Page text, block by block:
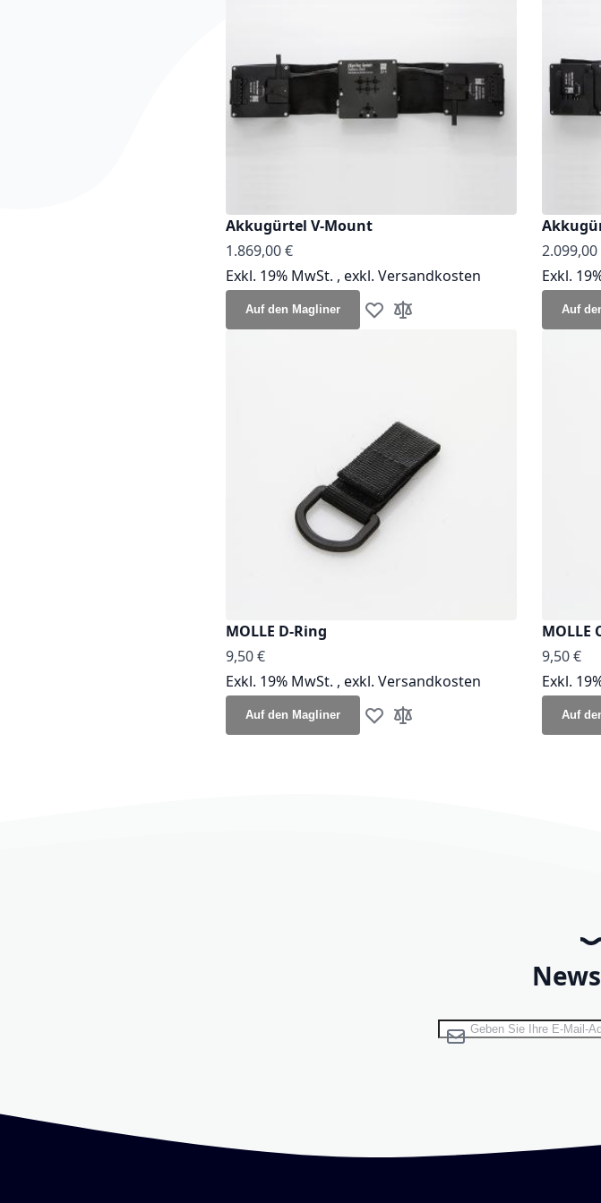
Akkugürtel V-Mount
1.869,00 €
Exkl. 19% MwSt. , exkl. Versandkosten
Auf den Magliner Zur Wunschliste hinzufügen
Zur Vergleichsliste hinzufügen
2.099,00
Exkl.
Auf
MOLLE D-Ring
9,50 €
Exkl. 19% MwSt. , exkl. Versandkosten
Auf den Magliner Zur Wunschliste hinzufügen
Zur Vergleichsliste hinzufügen
MOLLE
9,50 €
Exkl.
Auf
Melden Sie sich für